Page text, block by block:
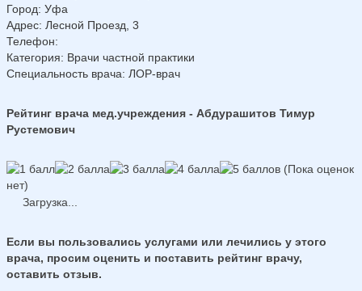
Город: Уфа
Адрес: Лесной Проезд, 3
Телефон:
Категория: Врачи частной практики
Специальность врача: ЛОР-врач
Рейтинг врача мед.учреждения - Абдурашитов Тимур
Рустемович
(Пока оценок
нет)
Загрузка...
Если вы пользовались услугами или лечились у этого
врача, просим оценить и поставить рейтинг врачу,
оставить отзыв.